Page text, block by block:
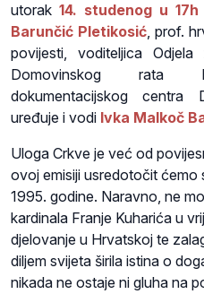
utorak 14. studenog u
Barunčić Pletikosić, prof.
povijesti, voditeljica
Domovinskog rata
dokumentacijskog centra
uređuje i vodi Ivka Malkoč
Uloga Crkve je već od
ovoj emisiji usredotočit ćemo
1995. godine. Naravno, ne
kardinala Franje Kuharića u
djelovanje u Hrvatskoj te
diljem svijeta širila istina o
nikada ne ostaje ni gluha na